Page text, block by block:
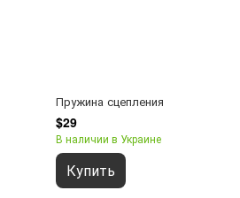
Пружина сцепления
$29
В наличии в Украине
Купить